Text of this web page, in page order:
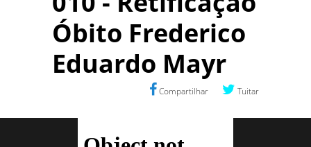
Óbito Frederico
Eduardo Mayr
Compartilhar Tuitar